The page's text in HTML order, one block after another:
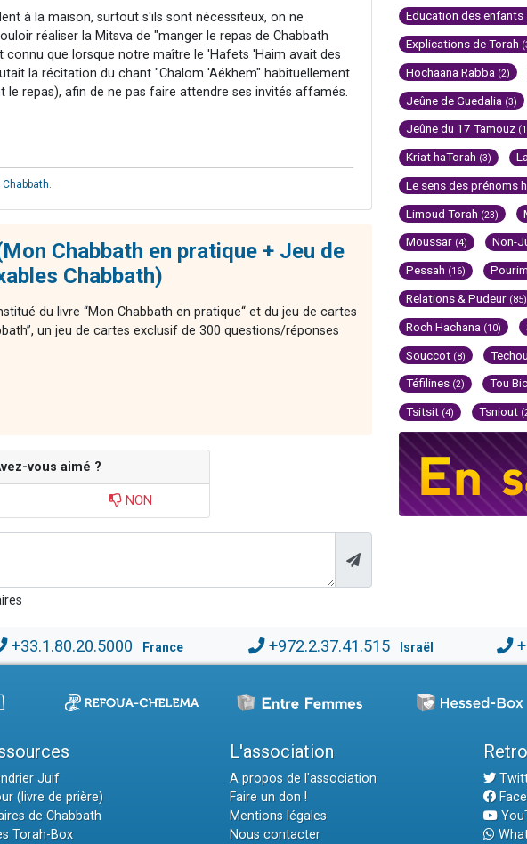
à la maison, surtout s'ils sont nécessiteux, on ne
réaliser la Mitsva de "manger le repas de Chabbath
connu que lorsque notre maître le 'Hafets 'Haim avait des
la récitation du chant "Chalom 'Aékhem" habituellement
repas), afin de ne pas faire attendre ses invités affamés.
Chabbath en pratique + Jeu de
Chabbath)
du livre “Mon Chabbath en pratique“ et du jeu de cartes
un jeu de cartes exclusif de 300 questions/réponses
vous aimé ?
NON
Education des enfants
Explications de Torah
Hochaana Rabba (2)
Jeûne de Guedalia (3)
Jeûne du 17 Tamouz
Kriat haTorah (3)
Le sens des prénoms
Limoud Torah (23)
Moussar (4) Non-
Pessah (16) Pourim
Relations & Pudeur (85)
Roch Hachana (10)
Souccot (8)
Téfilines (2) Tou
Tsitsit (4) Tsniout
+33.1.80.20.5000 France +972.2.37.41.515 Israël
Juif
(livre de prière)
de Chabbath
Torah-Box
L'association
A propos de l'association
Faire un don !
Mentions légales
Nous contacter